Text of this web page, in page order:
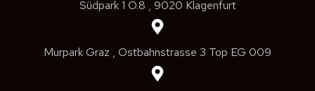
Südpark 1 O.8 , 9020 Klagenfurt
Murpark Graz , Ostbahnstrasse 3 Top EG 009